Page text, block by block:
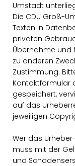
Umstadt
Die CDU Groß-
Texten in
privaten
Übernahme und
zu anderen
Zustimmung.
Kontaktformular
gespeichert,
auf das
jeweiligen
Wer das
muss mit der
und